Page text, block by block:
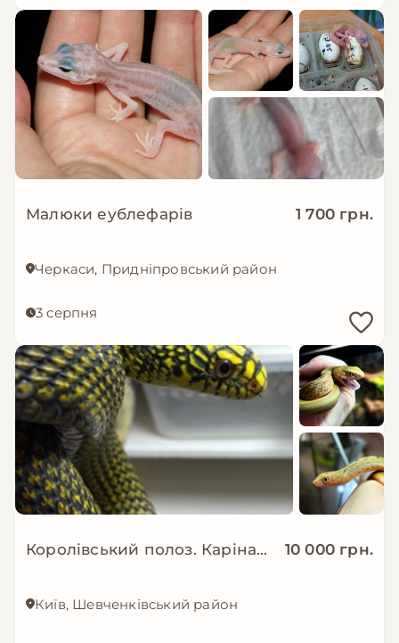
Малюки еублефарів 1 700 грн.
Черкаси, Придніпровський район
3 серпня
Королівський полоз. Каріната. 10 000 грн.
Київ, Шевченківський район